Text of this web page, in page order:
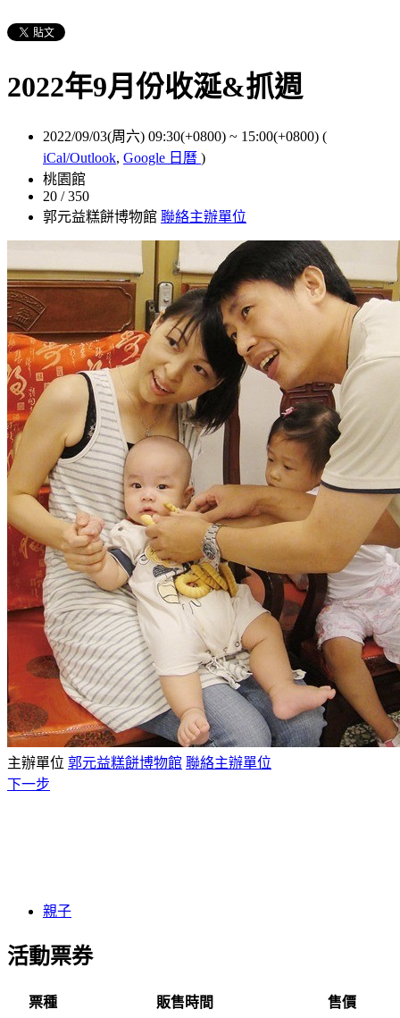
2022年9月份收涎&抓週
2022/09/03(周六) 09:30(+0800) ~ 15:00(+0800) (
iCal/Outlook, Google 日曆 )
桃園館
20 / 350
郭元益糕餅博物館 聯絡主辦單位
主辦單位 郭元益糕餅博物館 聯絡主辦單位
下一步
親子
活動票券
票種 販售時間
售價